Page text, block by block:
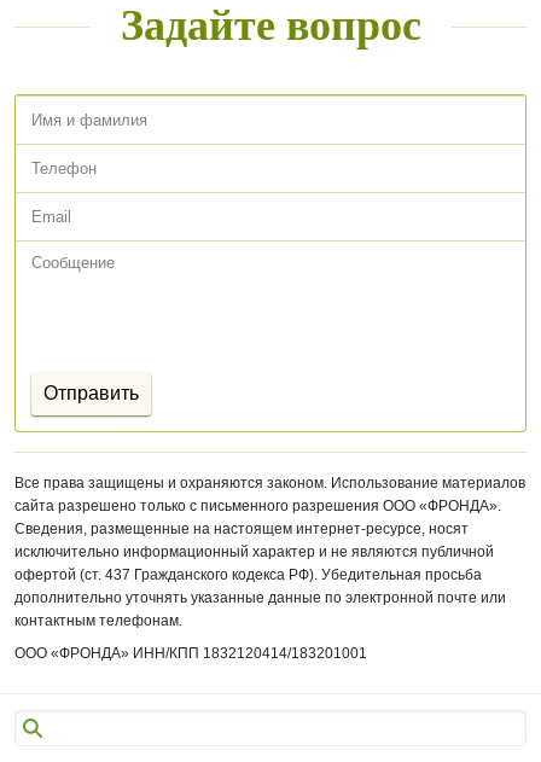
Задайте вопрос
Все права защищены и охраняются законом. Использование материалов
сайта разрешено только с письменного разрешения ООО «ФРОНДА».
Сведения, размещенные на настоящем интернет-ресурсе, носят
исключительно информационный характер и не являются публичной
офертой (ст. 437 Гражданского кодекса РФ). Убедительная просьба
дополнительно уточнять указанные данные по электронной почте или
контактным телефонам.
ООО «ФРОНДА» ИНН/КПП 1832120414/183201001